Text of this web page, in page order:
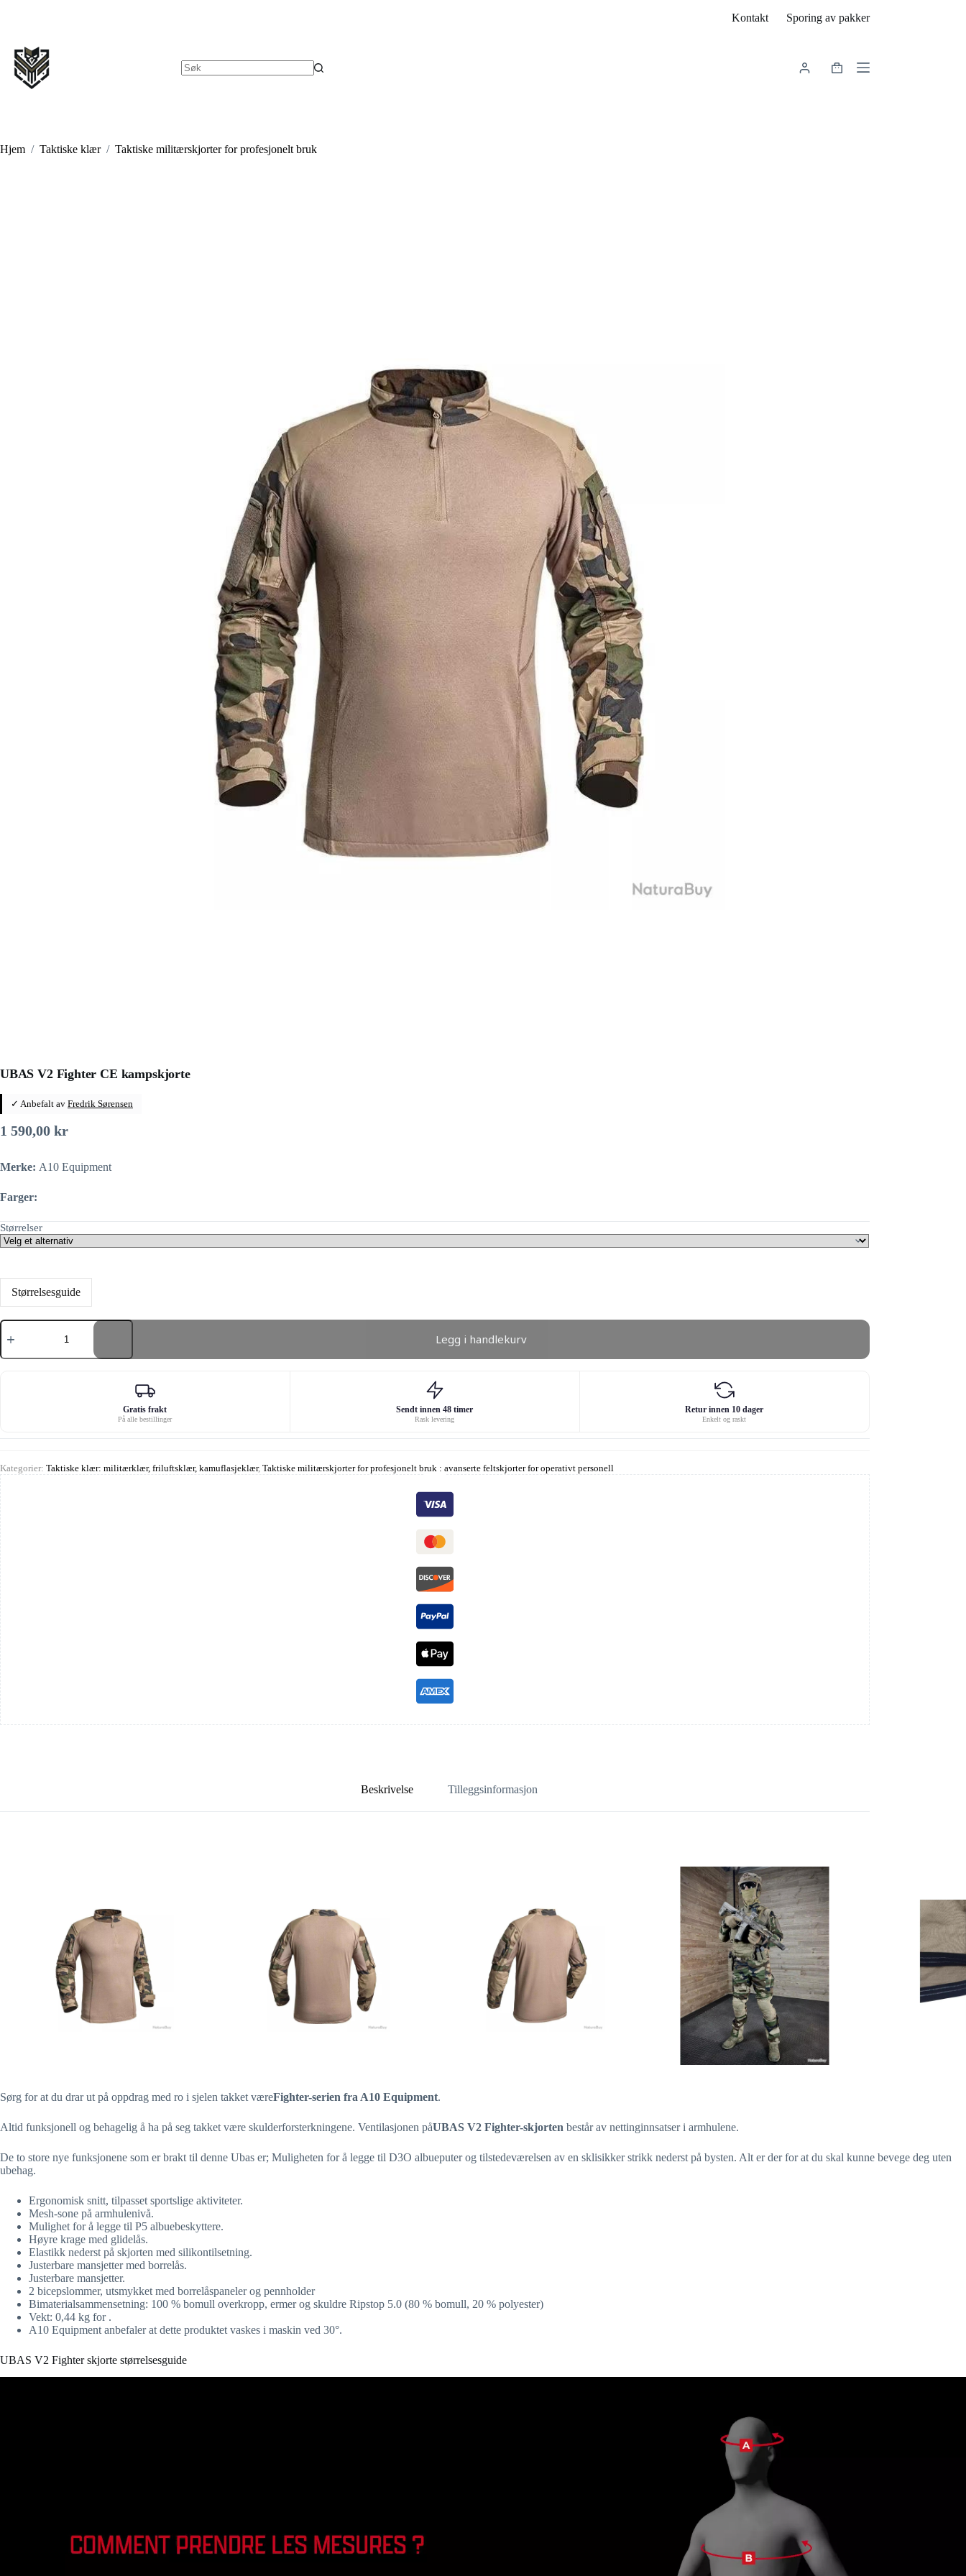
Kontakt Sporing av pakker
Handlekurv
Hjem / Taktiske klær / Taktiske militærskjorter for profesjonelt bruk
UBAS V2 Fighter CE kampskjorte
✓ Anbefalt av Fredrik Sørensen
1 590,00 kr
Merke: A10 Equipment
Farger:
Størrelser
Størrelsesguide
UBAS
V2
CE
Legg i handlekurv
Gratis frakt
På alle bestillinger
Sendt innen 48 timer
Rask levering
Retur innen 10 dager
Enkelt og raskt
Kategorier: Taktiske klær: militærklær, friluftsklær, kamuflasjeklær, Taktiske militærskjorter for profesjonelt bruk : avanserte felt­skjorter for operativt personell
Beskrivelse Tilleggsinformasjon
Sørg for at du drar ut på oppdrag med ro i sjelen takket væreFighter-serien fra A10 Equipment.
Altid funksjonell og behagelig å ha på seg takket være skulderforsterkningene. Ventilasjonen påUBAS V2 Fighter-skjorten består av nettinginnsatser i armhulene.
De to store nye funksjonene som er brakt til denne Ubas er; Muligheten for å legge til D3O albueputer og tilstedeværelsen av en sklisikker strikk nederst på bysten. Alt er der for at du skal kunne bevege deg uten
ubehag.
Ergonomisk snitt, tilpasset sportslige aktiviteter.
Mesh-sone på armhulenivå.
Mulighet for å legge til P5 albuebeskyttere.
Høyre krage med glidelås.
Elastikk nederst på skjorten med silikontilsetning.
Justerbare mansjetter med borrelås.
Justerbare mansjetter.
2 bicepslommer, utsmykket med borrelåspaneler og pennholder
Bimaterialsammensetning: 100 % bomull overkropp, ermer og skuldre Ripstop 5.0 (80 % bomull, 20 % polyester)
Vekt: 0,44 kg for .
A10 Equipment anbefaler at dette produktet vaskes i maskin ved 30°.
UBAS V2 Fighter skjorte størrelsesguide